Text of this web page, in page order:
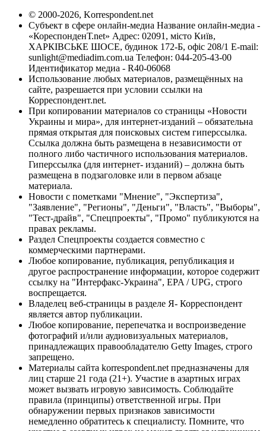
© 2000-2026, Korrespondent.net
Субъект в сфере онлайн-медиа Название онлайн-медиа -
«КореспонденТ.net» Адрес: 02091, місто Київ,
ХАРКІВСЬКЕ ШОСЕ, будинок 172-Б, офіс 208/1 E-mail:
sunlight@mediadim.com.ua Телефон: 044-205-43-00
Идентификатор медиа - R40-06068
Использование любых материалов, размещённых на
сайте, разрешается при условии ссылки на
Корреспондент.net.
При копировании материалов со страницы «Новости
Украины и мира», для интернет-изданий – обязательна
прямая открытая для поисковых систем гиперссылка.
Ссылка должна быть размещена в независимости от
полного либо частичного использования материалов.
Гиперссылка (для интернет- изданий) – должна быть
размещена в подзаголовке или в первом абзаце
материала.
Новости с пометками "Мнение", "Экспертиза",
"Заявление", "Регионы", "Деньги", "Власть", "Выборы",
"Тест-драйв", "Спецпроекты", "Промо" публикуются на
правах рекламы.
Раздел Спецпроекты создается совместно с
коммерческими партнерами.
Любое копирование, публикация, републикация и
другое распространение информации, которое содержит
ссылку на "Интерфакс-Украина", EPA / UPG, строго
воспрещается.
Владелец веб-страницы в разделе Я- Корреспондент
является автор публикации.
Любое копирование, перепечатка и воспроизведение
фотографий и/или аудиовизуальных материалов,
принадлежащих правообладателю Getty Images, строго
запрещено.
Материалы сайта korrespondent.net предназначены для
лиц старше 21 года (21+). Участие в азартных играх
может вызвать игровую зависимость. Соблюдайте
правила (принципы) ответственной игры. При
обнаружении первых признаков зависимости
немедленно обратитесь к специалисту. Помните, что